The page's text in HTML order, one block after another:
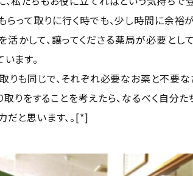
らって取りに行く時でも、少し時間に余
活かして、譲ってくださる薬局が必要とし
ます。
りも同じで、それぞれ必要なお薬と不要
取りをすることを考えたら、なるべく自
だと思います、。[*]